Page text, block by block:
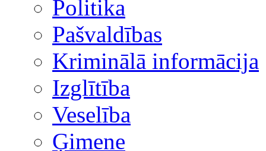
Politika
Pašvaldības
Kriminālā informācija
Izglītība
Veselība
Ģimene